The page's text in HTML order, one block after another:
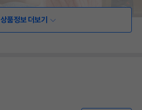
상품정보 더보기